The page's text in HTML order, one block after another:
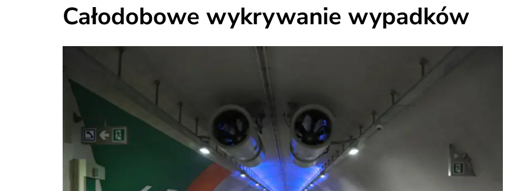
Całodobowe wykrywanie wypadków